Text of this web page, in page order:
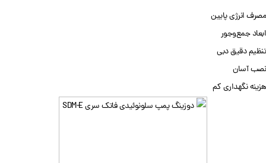
مصرف انرژی پایین
ابعاد جمع‌وجور
تنظیم دقیق دبی
نصب آسان
هزینه نگهداری کم